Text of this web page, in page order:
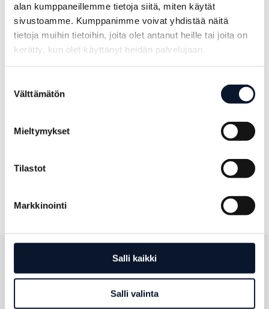
alan kumppaneillemme tietoja siitä, miten käytät
sivustoamme. Kumppanimme voivat yhdistää näitä
tietoja muihin tietoihin, joita olet antanut heille tai joita on
kerätty, kun olet käyttänyt heidän palvelujaan.
valinta
Välttämätön
Mieltymykset
Tilastot
Markkinointi
Salli kaikki
Salli valinta
Rainy match day led toward decisive
moments – Power Cup’s third day culminated
in the Power Cup disco
Damp morning, matches, and an incredible
atmosphere – the second day of the Power
Cup culminated in the men’s national team
match